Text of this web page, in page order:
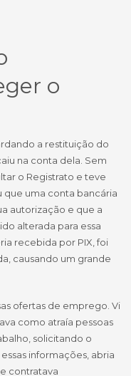
o
a restituição do
na conta dela. Sem
o Registrato e teve
que uma conta bancária
autorização e que a
alterada para essa
recebida por PIX, foi
causando um grande
ofertas de emprego. Vi
como atraía pessoas
solicitando o
informações, abria
contratava